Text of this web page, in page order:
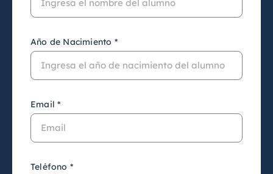
Año de Nacimiento *
Email *
Teléfono *